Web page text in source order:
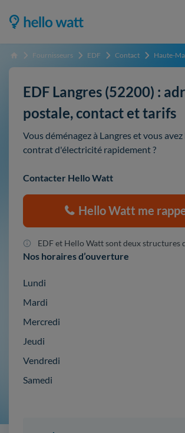
Accueil Fournisseurs EDF Contact Haute-
EDF Langres (52200) :
postale, contact et tarifs
Vous déménagez à Langres et vous
contrat d'électricité rapidement ?
Contacter Hello Watt
Hello Watt me
EDF et Hello Watt sont deux structures
Nos horaires d’ouverture
Lundi
Mardi
Mercredi
Jeudi
Vendredi
Samedi